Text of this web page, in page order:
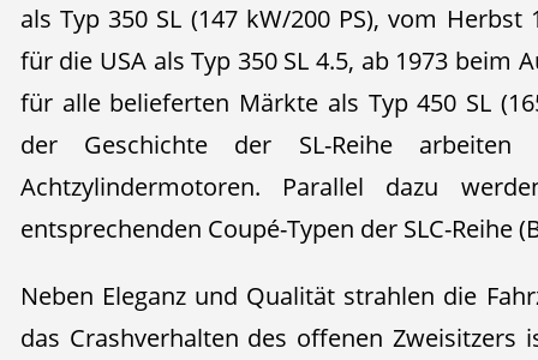
als Typ 350 SL (147 kW/200 PS), vom
für die USA als Typ 350 SL 4.5, ab 1973 beim
für alle belieferten Märkte als Typ 450 SL
der Geschichte der SL-Reihe
Achtzylindermotoren. Parallel dazu
entsprechenden Coupé-Typen der SLC-Reihe
Neben Eleganz und Qualität strahlen die
das Crashverhalten des offenen Zweisitzers